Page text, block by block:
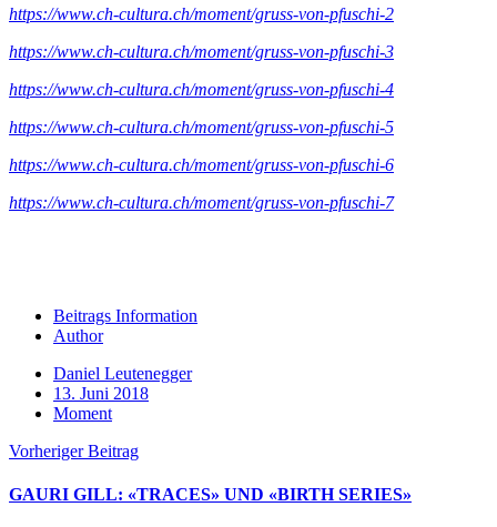
https://www.ch-cultura.ch/moment/gruss-von-pfuschi-2
https://www.ch-cultura.ch/moment/gruss-von-pfuschi-3
https://www.ch-cultura.ch/moment/gruss-von-pfuschi-4
https://www.ch-cultura.ch/moment/gruss-von-pfuschi-5
https://www.ch-cultura.ch/moment/gruss-von-pfuschi-6
https://www.ch-cultura.ch/moment/gruss-von-pfuschi-7
Beitrags Information
Author
Daniel Leutenegger
13. Juni 2018
Moment
Vorheriger Beitrag
GAURI GILL: «TRACES» UND «BIRTH SERIES»